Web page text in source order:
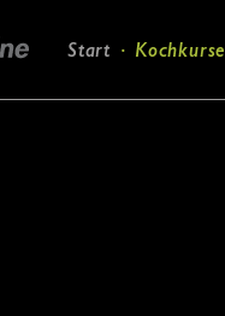
Navigation
Start Kochkurse